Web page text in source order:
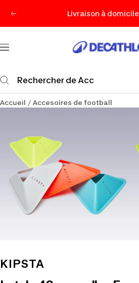
Précédent Livraison à
Navigation
Decathlon
Accueil Accesoires de football
KIPSTA